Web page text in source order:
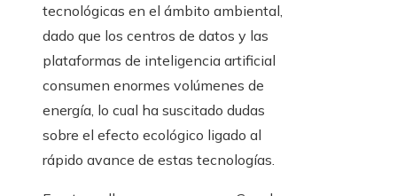
tecnológicas en el ámbito ambiental,
dado que los centros de datos y las
plataformas de inteligencia artificial
consumen enormes volúmenes de
energía, lo cual ha suscitado dudas
sobre el efecto ecológico ligado al
rápido avance de estas tecnologías.